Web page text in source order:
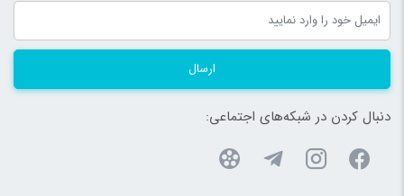
ارسال
دنبال کردن در شبکه‌های اجتماعی: